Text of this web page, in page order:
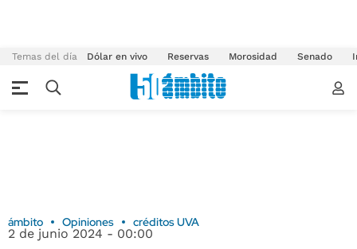
Temas del día Dólar en vivo Reservas Morosidad Senado
ámbito Opiniones créditos UVA
2 de junio 2024 - 00:00